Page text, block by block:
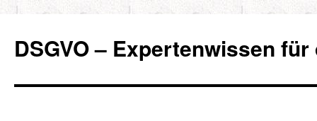
springen
DSGVO – Expertenwissen